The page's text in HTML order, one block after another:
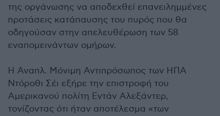
της οργάνωσης να αποδεχθεί επανειλημμένες
προτάσεις κατάπαυσης του πυρός που θα
οδηγούσαν στην απελευθέρωση των 58
εναπομεινάντων ομήρων.
Η Αναπλ. Μόνιμη Αντιπρόσωπος των ΗΠΑ
Ντόροθι Σέι εξήρε την επιστροφή του
Αμερικανού πολίτη Εντάν Αλεξάντερ,
τονίζοντας ότι ήταν αποτέλεσμα «των